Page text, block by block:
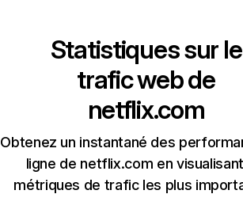
Statistiques sur le
trafic web de
netflix.com
Obtenez un instantané des
ligne de netflix.com en
métriques de trafic les plus